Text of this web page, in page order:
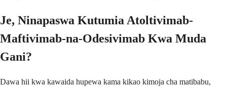
Je, Ninapaswa Kutumia Atoltivimab-
Maftivimab-na-Odesivimab Kwa Muda
Gani?
Dawa hii kwa kawaida hupewa kama kikao kimoja cha matibabu,